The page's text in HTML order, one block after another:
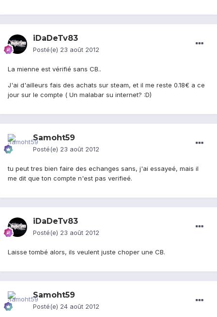
iDaDeTv83
Posté(e) 23 août 2012
La mienne est vérifié sans CB..
J'ai d'ailleurs fais des achats sur steam, et il me reste 0.18€ a ce
jour sur le compte ( Un malabar su internet? :D)
Samoht59
Posté(e) 23 août 2012
tu peut tres bien faire des echanges sans, j'ai essayeé, mais il
me dit que ton compte n'est pas verifieé.
iDaDeTv83
Posté(e) 23 août 2012
Laisse tombé alors, ils veulent juste choper une CB.
Samoht59
Posté(e) 24 août 2012